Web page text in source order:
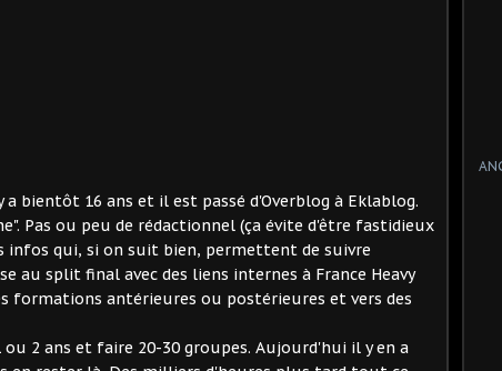
a bientôt 16 ans et il est passé d'Overblog à Eklablog.
Pas ou peu de rédactionnel (ça évite d'être fastidieux
infos qui, si on suit bien, permettent de suivre
au split final avec des liens internes à France Heavy
formations antérieures ou postérieures et vers des
ou 2 ans et faire 20-30 groupes. Aujourd'hui il y en a